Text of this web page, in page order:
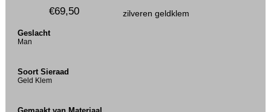
zilveren geldklem
€69,50
Geslacht
Man
Soort Sieraad
Geld Klem